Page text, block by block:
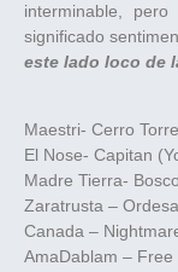
interminable,
significado
este lado loco de
Maestri- Cerro Torre
El Nose- Capitan
Madre Tierra-
Zaratrusta – Ordesa
Canada –
AmaDablam – Free